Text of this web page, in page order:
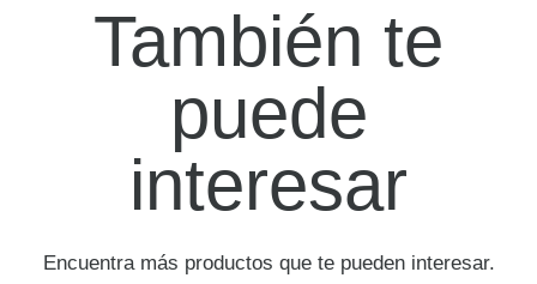
También te
puede
interesar
Encuentra más productos que te pueden interesar.